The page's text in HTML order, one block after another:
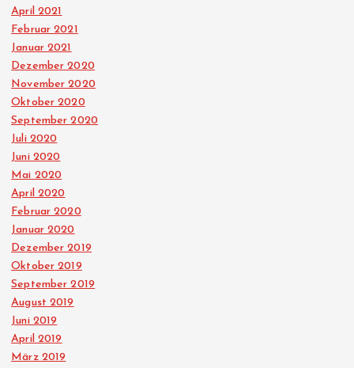
April 2021
Februar 2021
Januar 2021
Dezember 2020
November 2020
Oktober 2020
September 2020
Juli 2020
Juni 2020
Mai 2020
April 2020
Februar 2020
Januar 2020
Dezember 2019
Oktober 2019
September 2019
August 2019
Juni 2019
April 2019
März 2019